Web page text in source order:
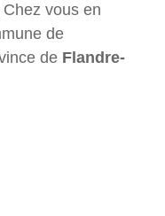
vous en
de
de Flandre-